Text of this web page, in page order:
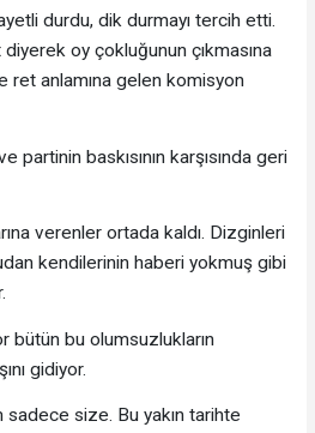
durdu, dik durmayı tercih etti.
oy çokluğunun çıkmasına
ret anlamına gelen komisyon
partinin baskısının karşısında geri
verenler ortada kaldı. Dizginleri
kendilerinin haberi yokmuş gibi
bütün bu olumsuzlukların
gidiyor.
size. Bu yakın tarihte